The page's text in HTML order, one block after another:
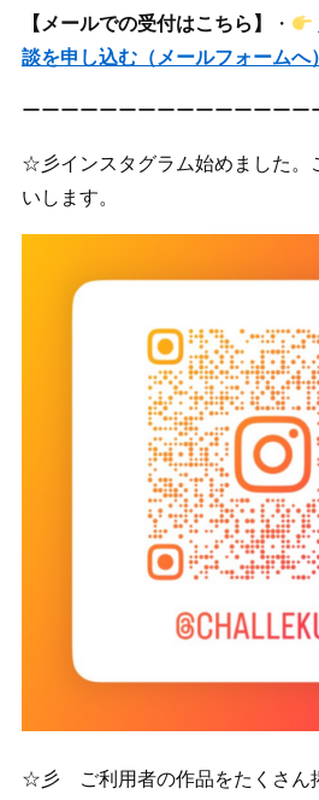
【メールでの受付はこちら】 ・
談を申し込む（メールフォームへ）
ーーーーーーーーーーーーーーー
☆彡インスタグラム始めました。
いします。
☆彡 ご利用者の作品をたくさん